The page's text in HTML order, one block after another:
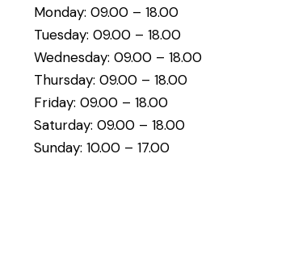
Monday: 09.00 – 18.00
Tuesday: 09.00 – 18.00
Wednesday: 09.00 – 18.00
Thursday: 09.00 – 18.00
Friday: 09.00 – 18.00
Saturday: 09.00 – 18.00
Sunday: 10.00 – 17.00